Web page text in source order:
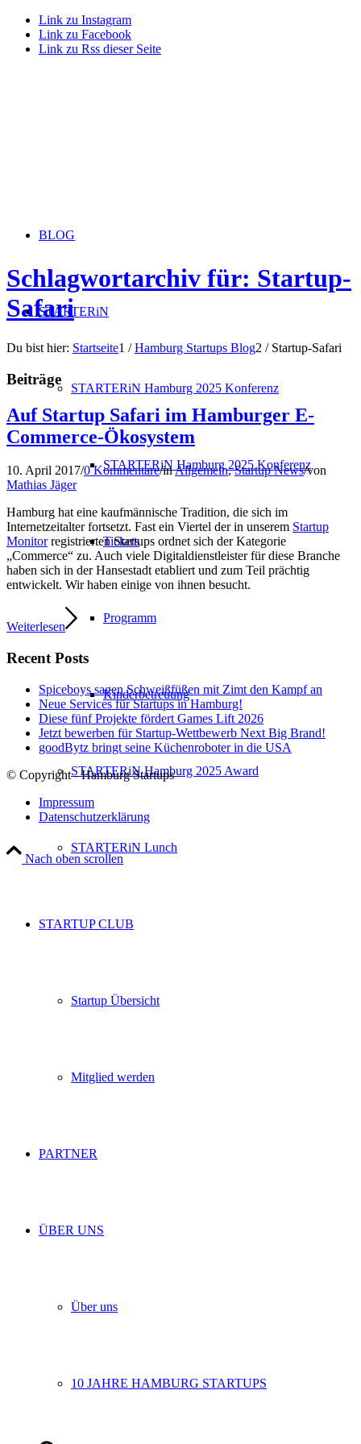
Link zu Instagram
Link zu Facebook
Link zu Rss dieser Seite
BLOG
STARTERiN
STARTERiN Hamburg 2025 Konferenz
STARTERiN Hamburg 2025 Konferenz
Tickets
Programm
Kinderbetreuung
STARTERiN Hamburg 2025 Award
STARTERiN Lunch
STARTUP CLUB
Startup Übersicht
Mitglied werden
PARTNER
ÜBER UNS
Über uns
10 JAHRE HAMBURG STARTUPS
Schlagwortarchiv für: Startup-
Safari
Du bist hier: Startseite1 / Hamburg Startups Blog2 / Startup-Safari
Beiträge
Auf Startup Safari im Hamburger E-
Commerce-Ökosystem
10. April 2017/0 Kommentare/inAllgemein,Startup News/von
Mathias Jäger
Hamburg hat eine kaufmännische Tradition, die sich im
Internetzeitalter fortsetzt. Fast ein Viertel der in unserem Startup
Monitorregistrierten Startups ordnet sich der Kategorie
„Commerce“ zu. Auch viele Digitaldienstleister für diese Branche
haben sich in der Hansestadt etabliert und zum Teil prächtig
entwickelt. Wir haben einige von ihnen besucht.
Weiterlesen
Recent Posts
Spiceboys sagen Schweißfüßen mit Zimt den Kampf an
Neue Services für Startups in Hamburg!
Diese fünf Projekte fördert Games Lift 2026
Jetzt bewerben für Startup-Wettbewerb Next Big Brand!
goodBytz bringt seine Küchenroboter in die USA
© Copyright - Hamburg Startups
Impressum
Datenschutzerklärung
Nach oben scrollen